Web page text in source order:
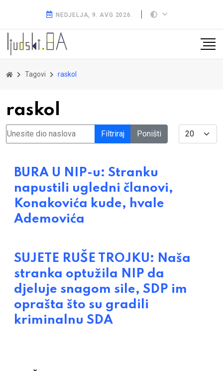
NEDJELJA, 9. AVG 2026.
Tagovi raskol
raskol
Unesite dio naslova Filtriraj Poništi Display #
BURA U NIP-u: Stranku
napustili ugledni članovi,
Konakovića kude, hvale
Ademovića
SUJETE RUŠE TROJKU: Naša
stranka optužila NIP da
djeluje snagom sile, SDP im
oprašta što su gradili
kriminalnu SDA